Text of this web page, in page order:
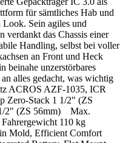
für sämtliches Hab und
Look. Sein agiles und
verdankt das Chassis einer
Handling, selbst bei voller
an Front und Heck
beinahe unzerstörbares
alles gedacht, was wichtig
ACROS AZF-1035, ICR
Zero-Stack 1 1/2" (ZS
2" (ZS 56mm) Max.
110 kg
Mold, Efficient Comfort